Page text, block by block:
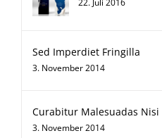
Sed Imperdiet Fringilla
3. November 2014
Curabitur Malesuadas Nisi
3. November 2014